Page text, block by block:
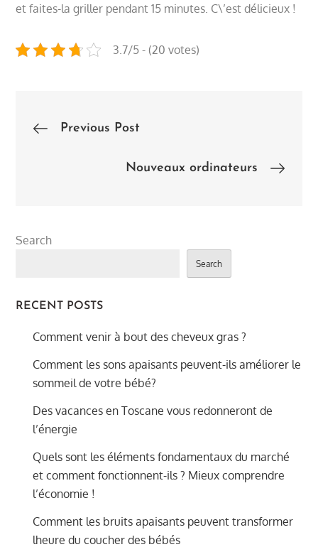
et faites-la griller pendant 15 minutes. C\’est délicieux !
3.7/5 - (20 votes)
Post
navigation
Previous Post
Nouveaux ordinateurs
Search
Search
RECENT POSTS
Comment venir à bout des cheveux gras ?
Comment les sons apaisants peuvent-ils améliorer le
sommeil de votre bébé?
Des vacances en Toscane vous redonneront de
l’énergie
Quels sont les éléments fondamentaux du marché
et comment fonctionnent-ils ? Mieux comprendre
l’économie !
Comment les bruits apaisants peuvent transformer
lheure du coucher des bébés